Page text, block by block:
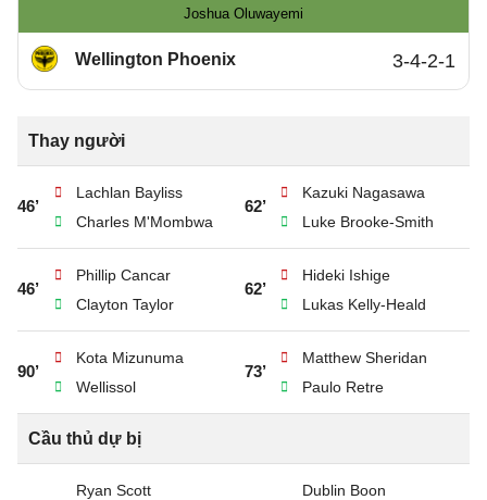
Joshua Oluwayemi
Wellington Phoenix 3-4-2-1
Thay người
46’
Lachlan Bayliss
Charles M'Mombwa
62’
Kazuki Nagasawa
Luke Brooke-Smith
46’
Phillip Cancar
Clayton Taylor
62’
Hideki Ishige
Lukas Kelly-Heald
90’
Kota Mizunuma
Wellissol
73’
Matthew Sheridan
Paulo Retre
Cầu thủ dự bị
Ryan Scott Dublin Boon